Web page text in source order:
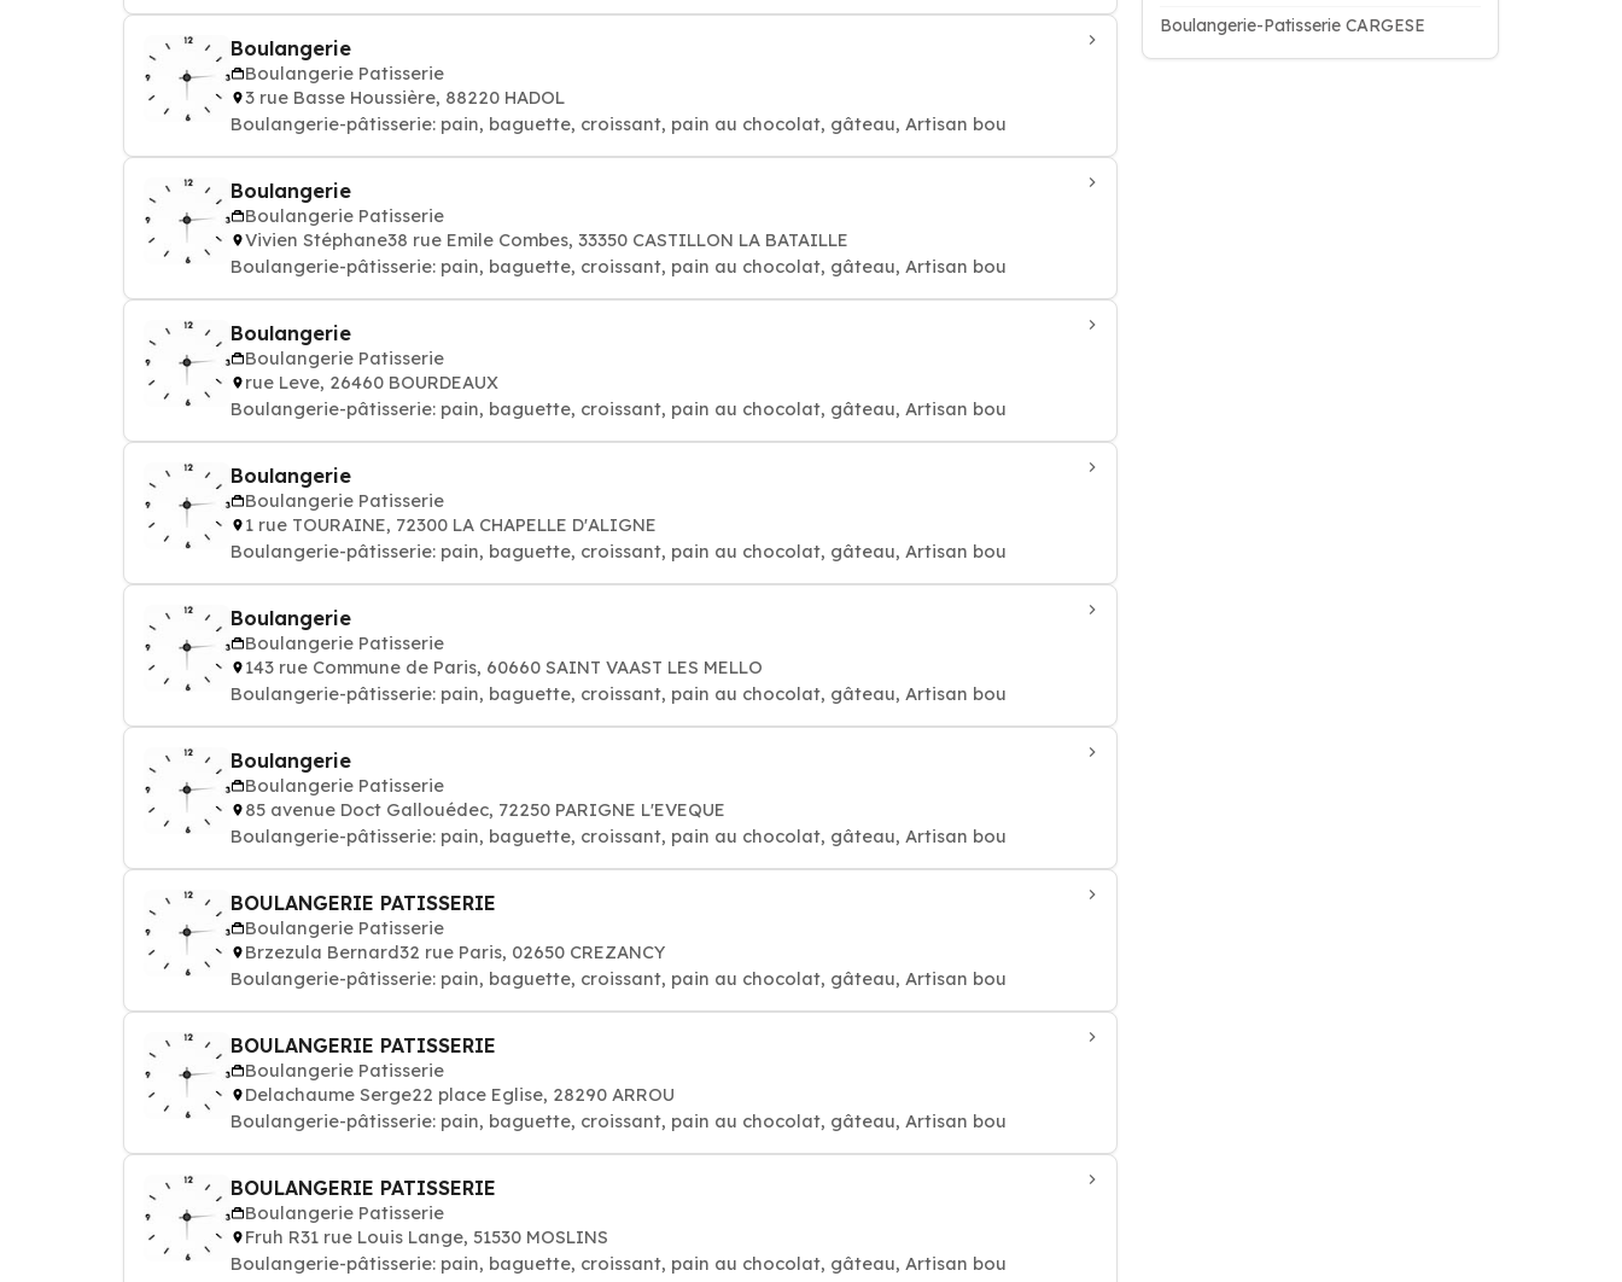
Boulangerie
Boulangerie Patisserie
3 rue Basse Houssière, 88220 HADOL
Boulangerie-pâtisserie: pain, baguette, croissant, pain au chocolat, gâteau, Artisan bou
Boulangerie
Boulangerie Patisserie
Vivien Stéphane38 rue Emile Combes, 33350 CASTILLON LA BATAILLE
Boulangerie-pâtisserie: pain, baguette, croissant, pain au chocolat, gâteau, Artisan bou
Boulangerie
Boulangerie Patisserie
rue Leve, 26460 BOURDEAUX
Boulangerie-pâtisserie: pain, baguette, croissant, pain au chocolat, gâteau, Artisan bou
Boulangerie
Boulangerie Patisserie
1 rue TOURAINE, 72300 LA CHAPELLE D'ALIGNE
Boulangerie-pâtisserie: pain, baguette, croissant, pain au chocolat, gâteau, Artisan bou
Boulangerie
Boulangerie Patisserie
143 rue Commune de Paris, 60660 SAINT VAAST LES MELLO
Boulangerie-pâtisserie: pain, baguette, croissant, pain au chocolat, gâteau, Artisan bou
Boulangerie
Boulangerie Patisserie
85 avenue Doct Gallouédec, 72250 PARIGNE L'EVEQUE
Boulangerie-pâtisserie: pain, baguette, croissant, pain au chocolat, gâteau, Artisan bou
BOULANGERIE PATISSERIE
Boulangerie Patisserie
Brzezula Bernard32 rue Paris, 02650 CREZANCY
Boulangerie-pâtisserie: pain, baguette, croissant, pain au chocolat, gâteau, Artisan bou
BOULANGERIE PATISSERIE
Boulangerie Patisserie
Delachaume Serge22 place Eglise, 28290 ARROU
Boulangerie-pâtisserie: pain, baguette, croissant, pain au chocolat, gâteau, Artisan bou
BOULANGERIE PATISSERIE
Boulangerie Patisserie
Fruh R31 rue Louis Lange, 51530 MOSLINS
Boulangerie-pâtisserie: pain, baguette, croissant, pain au chocolat, gâteau, Artisan bou
Boulangerie-Patisserie CARGESE